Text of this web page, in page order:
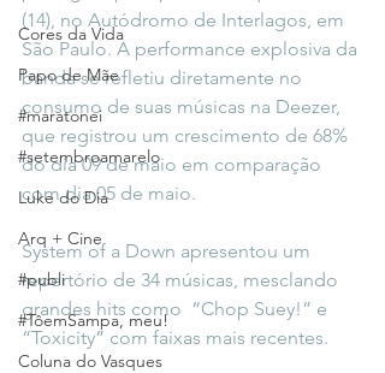
Cores da Vida
Papo de Mãe
#maratonei
#setembroamarelo
Luke do Dia
Arq + Cine
#publi
#TôemSampa, meu!
Coluna do Vasques
(14), no Autódromo de Interlagos, em
São Paulo. A performance explosiva da
banda se refletiu diretamente no
consumo de suas músicas na Deezer,
que registrou um crescimento de 68%
do dia 09 de maio em comparação
com dia 05 de maio.
System of a Down apresentou um
repertório de 34 músicas, mesclando
grandes hits como  “Chop Suey!” e
“Toxicity” com faixas mais recentes.